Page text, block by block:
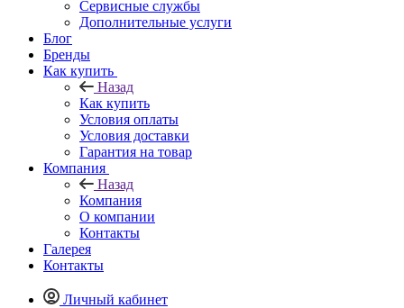
Сервисные службы
Дополнительные услуги
Блог
Бренды
Как купить
Назад
Как купить
Условия оплаты
Условия доставки
Гарантия на товар
Компания
Назад
Компания
О компании
Контакты
Галерея
Контакты
Личный кабинет